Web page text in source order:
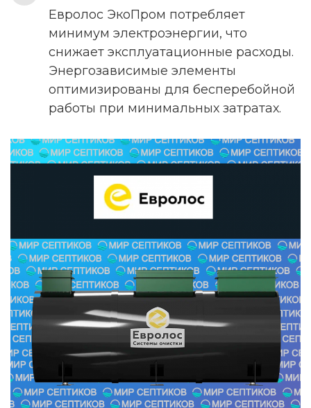
Евролос ЭкоПром потребляет
минимум электроэнергии, что
снижает эксплуатационные расходы.
Энергозависимые элементы
оптимизированы для бесперебойной
работы при минимальных затратах.